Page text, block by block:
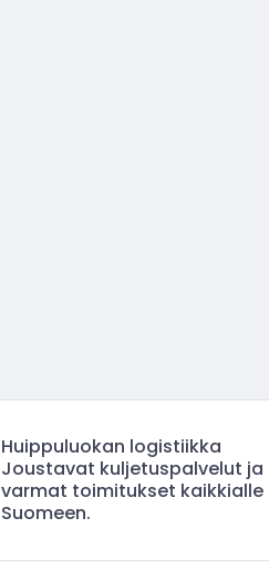
Huippuluokan logistiikka
Joustavat kuljetuspalvelut ja
varmat toimitukset kaikkialle
Suomeen.